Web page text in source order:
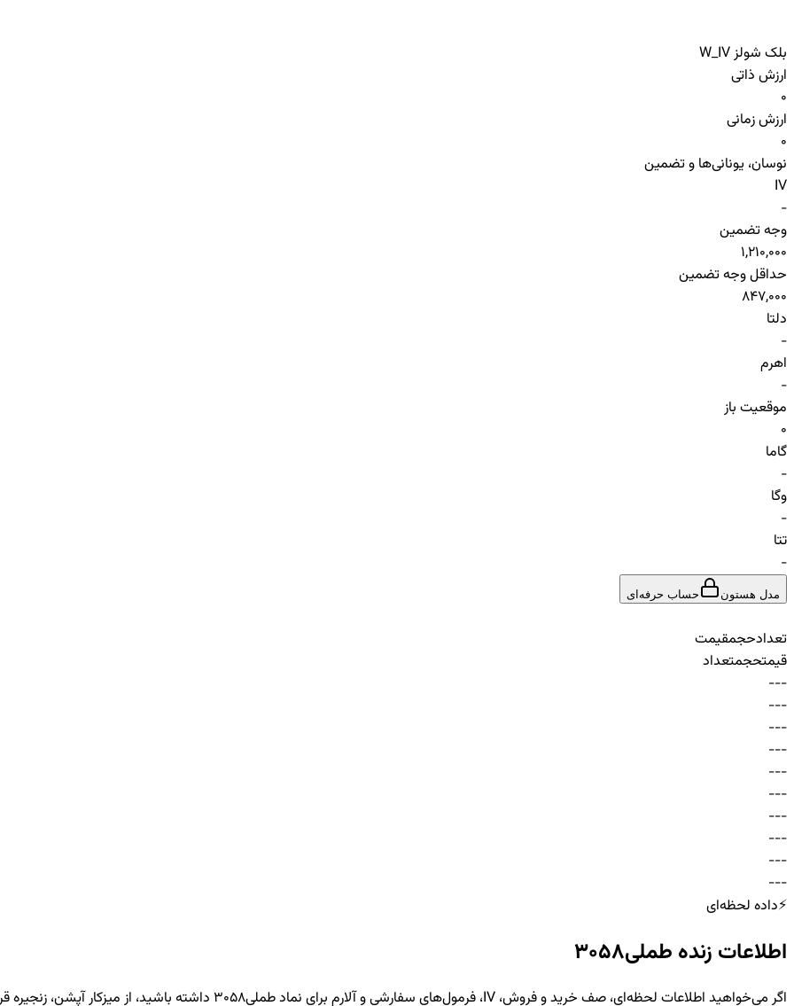
بلک شولز W_IV
ارزش ذاتی
0
ارزش زمانی
0
نوسان، یونانی‌ها و تضمین
IV
-
وجه تضمین
1,210,000
حداقل وجه تضمین
847,000
دلتا
-
اهرم
-
موقعیت باز
0
گاما
-
وگا
-
تتا
-
مدل هستون حساب حرفه‌ای
تعدادحجمقیمت
قیمتحجمتعداد
-
-
-
-
-
-
-
-
-
-
-
-
-
-
-
-
-
-
-
-
-
-
-
-
-
-
-
-
-
-
⚡داده لحظه‌ای
اطلاعات زنده طملی3058
اگر می‌خواهید اطلاعات لحظه‌ای، صف خرید و فروش، IV، فرمول‌های سفارشی و آلارم برای نماد طملی3058
داشته باشید، از میزکار آپشن، زنجیره